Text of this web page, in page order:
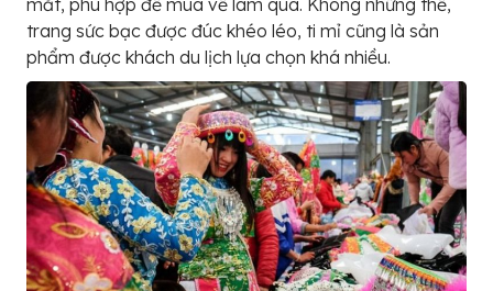
trang sức bạc được đúc khéo léo, ti mỉ cũng là sản
phẩm được khách du lịch lựa chọn khá nhiều.